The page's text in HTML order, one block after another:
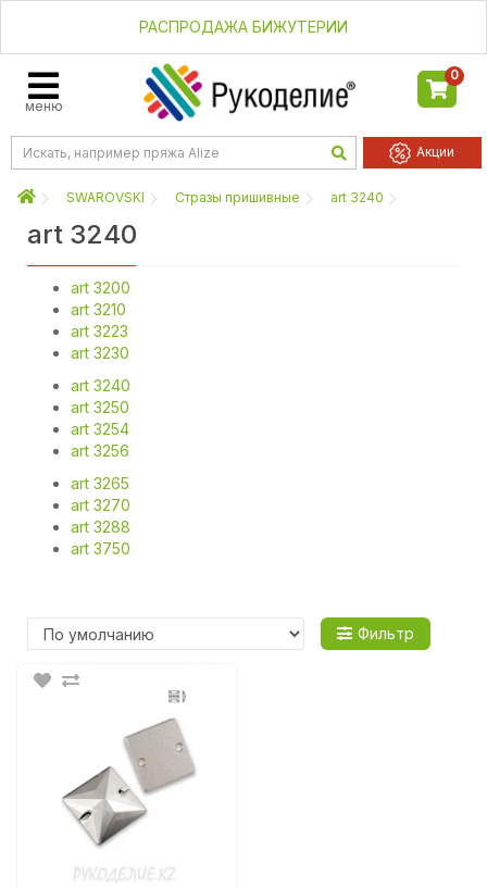
РАСПРОДАЖА БИЖУТЕРИИ
меню
0
Акции
SWAROVSKI Стразы пришивные art 3240
art 3240
art 3200
art 3210
art 3223
art 3230
art 3240
art 3250
art 3254
art 3256
art 3265
art 3270
art 3288
art 3750
Фильтр